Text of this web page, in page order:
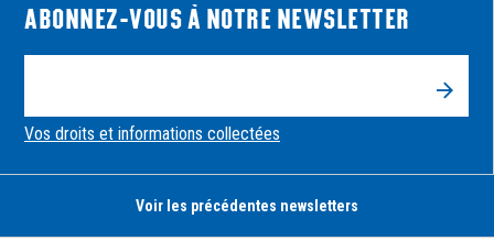
ABONNEZ-VOUS À NOTRE NEWSLETTER
Vos droits et informations collectées
Voir les précédentes newsletters